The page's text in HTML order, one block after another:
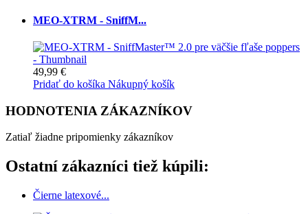
MEO-XTRM - SniffM...
49,99 €
Pridať do košíka Nákupný košík
HODNOTENIA ZÁKAZNÍKOV
Zatiaľ žiadne pripomienky zákazníkov
Ostatní zákazníci tiež kúpili:
Čierne latexové...